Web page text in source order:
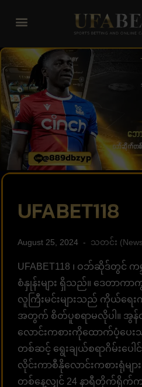
UFABET118
August 25, 2024 သတင်း
UFABET118 ၊ ဝဘ်ဆိုဒ်တွင်
စံနှုန်းများ ရှိသည်။ ဒေတာက
လူကြီးမင်းများသည် ကိုယ်ရေ
အတွက် စိတ်ပူစရာမလိုပါ။ အွန်
လောင်းကစားကိုထောက်ပံ့ပေ
တစ်ဆင့် ရွေးချယ်စရာဂိမ်းပေါ
လိုင်းကာစီနိုလောင်းကစားရုံများ၊
တစ်နေ့လျှင် 24 နာရီတိုက်ရိုက်ကာ